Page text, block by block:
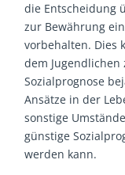
die Entscheidung
zur Bewährung
vorbehalten. Dies
dem
Sozialprognose
Ansätze in der
sonstige
günstige
werden kann.